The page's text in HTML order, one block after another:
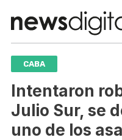
CABA
Intentaron
Julio Sur, se
uno de los